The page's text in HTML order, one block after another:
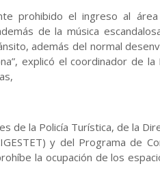
prohibido el ingreso al
de la música
además del normal
explicó el coordinador de la
de la Policía Turística, de la
y del Programa de
la ocupación de los